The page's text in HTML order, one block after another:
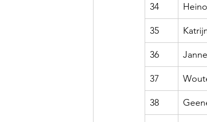
34
35
36
37
38